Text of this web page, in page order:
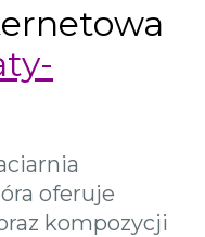
oferuje
kompozycji